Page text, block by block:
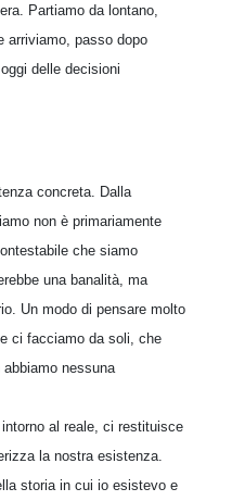
Partiamo da lontano,
arriviamo, passo dopo
delle decisioni
concreta. Dalla
non è primariamente
che siamo
una banalità, ma
Un modo di pensare molto
ci facciamo da soli, che
nessuna
al reale, ci restituisce
la nostra esistenza.
storia in cui io esistevo e